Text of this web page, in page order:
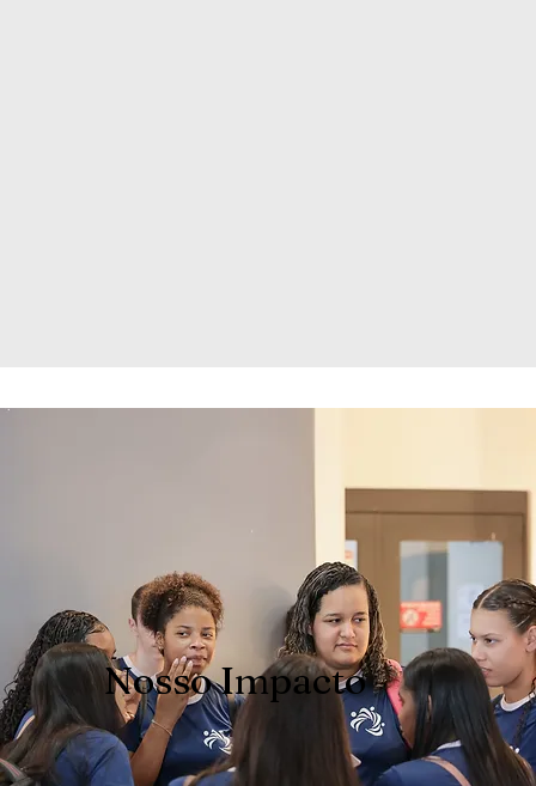
Nosso Impacto